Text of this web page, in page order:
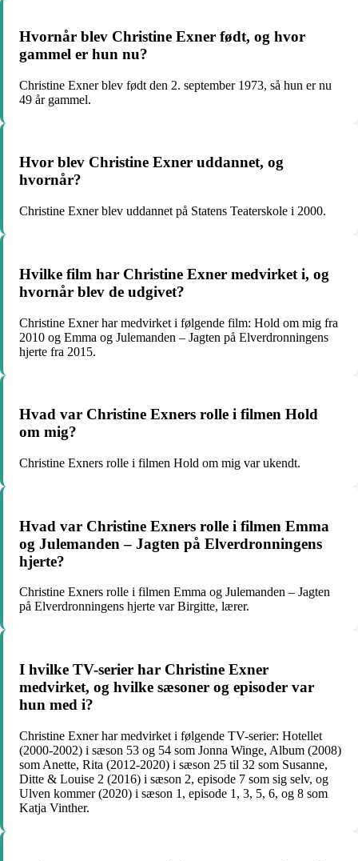
Hvornår blev Christine Exner født, og hvor
gammel er hun nu?
Christine Exner blev født den 2. september 1973, så hun er nu
49 år gammel.
Hvor blev Christine Exner uddannet, og
hvornår?
Christine Exner blev uddannet på Statens Teaterskole i 2000.
Hvilke film har Christine Exner medvirket i, og
hvornår blev de udgivet?
Christine Exner har medvirket i følgende film: Hold om mig fra
2010 og Emma og Julemanden – Jagten på Elverdronningens
hjerte fra 2015.
Hvad var Christine Exners rolle i filmen Hold
om mig?
Christine Exners rolle i filmen Hold om mig var ukendt.
Hvad var Christine Exners rolle i filmen Emma
og Julemanden – Jagten på Elverdronningens
hjerte?
Christine Exners rolle i filmen Emma og Julemanden – Jagten
på Elverdronningens hjerte var Birgitte, lærer.
I hvilke TV-serier har Christine Exner
medvirket, og hvilke sæsoner og episoder var
hun med i?
Christine Exner har medvirket i følgende TV-serier: Hotellet
(2000-2002) i sæson 53 og 54 som Jonna Winge, Album (2008)
som Anette, Rita (2012-2020) i sæson 25 til 32 som Susanne,
Ditte & Louise 2 (2016) i sæson 2, episode 7 som sig selv, og
Ulven kommer (2020) i sæson 1, episode 1, 3, 5, 6, og 8 som
Katja Vinther.